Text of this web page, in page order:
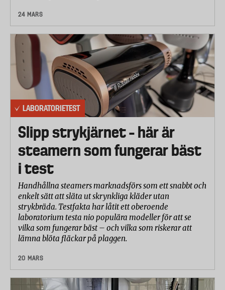
24 MARS
LABORATORIETEST
Slipp strykjärnet – här är
steamern som fungerar bäst
i test
Handhållna steamers marknadsförs som ett snabbt och
enkelt sätt att släta ut skrynkliga kläder utan
strykbräda. Testfakta har låtit ett oberoende
laboratorium testa nio populära modeller för att se
vilka som fungerar bäst – och vilka som riskerar att
lämna blöta fläckar på plaggen.
20 MARS